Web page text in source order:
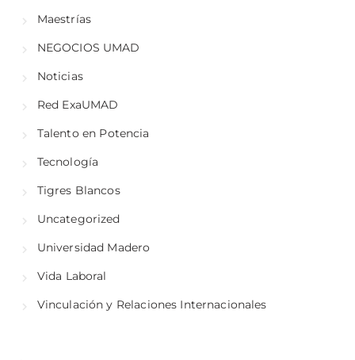
Maestrías
NEGOCIOS UMAD
Noticias
Red ExaUMAD
Talento en Potencia
Tecnología
Tigres Blancos
Uncategorized
Universidad Madero
Vida Laboral
Vinculación y Relaciones Internacionales